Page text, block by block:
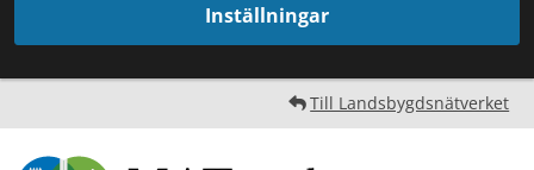
Inställningar
Till Landsbygdsnätverket